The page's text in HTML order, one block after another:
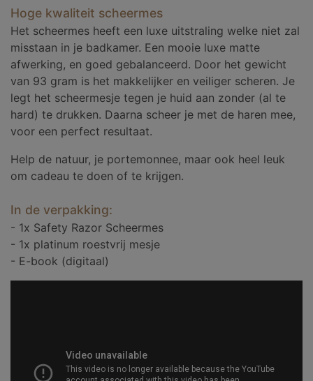
Hoge kwaliteit scheermes
Het scheermes heeft een luxe uitstraling welke niet zal
misstaan in je badkamer. Een mooie luxe matte
afwerking, en goed gebalanceerd. Door het gewicht
van 93 gram is het makkelijker en veiliger scheren. Je
legt het scheermesje tegen je huid aan zonder (al te
hard) te drukken. Daarna scheer je met de haren mee,
voor een perfect resultaat.
Help de natuur, je portemonnee, maar ook heel leuk
om cadeau te doen of te krijgen.
In de verpakking:
- 1x Safety Razor Scheermes
- 1x platinum roestvrij mesje
- E-book (digitaal)